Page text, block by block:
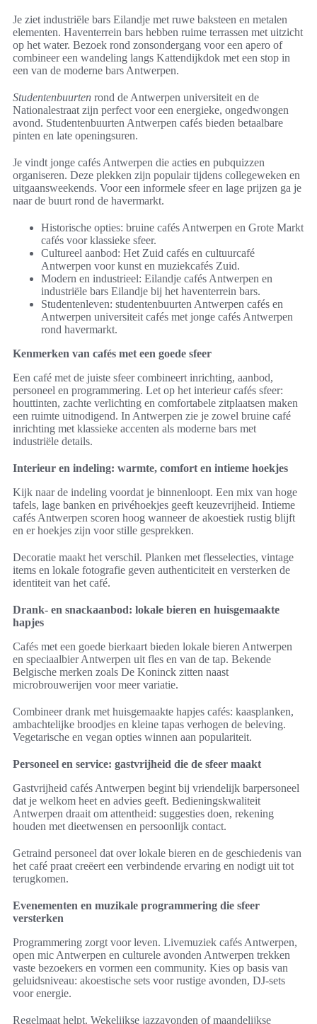
Je ziet industriële bars Eilandje met ruwe baksteen en metalen
elementen. Haventerrein bars hebben ruime terrassen met uitzicht
op het water. Bezoek rond zonsondergang voor een apero of
combineer een wandeling langs Kattendijkdok met een stop in
een van de moderne bars Antwerpen.
Studentenbuurten rond de Antwerpen universiteit en de
Nationalestraat zijn perfect voor een energieke, ongedwongen
avond. Studentenbuurten Antwerpen cafés bieden betaalbare
pinten en late openingsuren.
Je vindt jonge cafés Antwerpen die acties en pubquizzen
organiseren. Deze plekken zijn populair tijdens collegeweken en
uitgaansweekends. Voor een informele sfeer en lage prijzen ga je
naar de buurt rond de havermarkt.
Historische opties: bruine cafés Antwerpen en Grote Markt
cafés voor klassieke sfeer.
Cultureel aanbod: Het Zuid cafés en cultuurcafé
Antwerpen voor kunst en muziekcafés Zuid.
Modern en industrieel: Eilandje cafés Antwerpen en
industriële bars Eilandje bij het haventerrein bars.
Studentenleven: studentenbuurten Antwerpen cafés en
Antwerpen universiteit cafés met jonge cafés Antwerpen
rond havermarkt.
Kenmerken van cafés met een goede sfeer
Een café met de juiste sfeer combineert inrichting, aanbod,
personeel en programmering. Let op het interieur cafés sfeer:
houttinten, zachte verlichting en comfortabele zitplaatsen maken
een ruimte uitnodigend. In Antwerpen zie je zowel bruine café
inrichting met klassieke accenten als moderne bars met
industriële details.
Interieur en indeling: warmte, comfort en intieme hoekjes
Kijk naar de indeling voordat je binnenloopt. Een mix van hoge
tafels, lage banken en privéhoekjes geeft keuzevrijheid. Intieme
cafés Antwerpen scoren hoog wanneer de akoestiek rustig blijft
en er hoekjes zijn voor stille gesprekken.
Decoratie maakt het verschil. Planken met flesselecties, vintage
items en lokale fotografie geven authenticiteit en versterken de
identiteit van het café.
Drank- en snackaanbod: lokale bieren en huisgemaakte
hapjes
Cafés met een goede bierkaart bieden lokale bieren Antwerpen
en speciaalbier Antwerpen uit fles en van de tap. Bekende
Belgische merken zoals De Koninck zitten naast
microbrouwerijen voor meer variatie.
Combineer drank met huisgemaakte hapjes cafés: kaasplanken,
ambachtelijke broodjes en kleine tapas verhogen de beleving.
Vegetarische en vegan opties winnen aan populariteit.
Personeel en service: gastvrijheid die de sfeer maakt
Gastvrijheid cafés Antwerpen begint bij vriendelijk barpersoneel
dat je welkom heet en advies geeft. Bedieningskwaliteit
Antwerpen draait om attentheid: suggesties doen, rekening
houden met dieetwensen en persoonlijk contact.
Getraind personeel dat over lokale bieren en de geschiedenis van
het café praat creëert een verbindende ervaring en nodigt uit tot
terugkomen.
Evenementen en muzikale programmering die sfeer
versterken
Programmering zorgt voor leven. Livemuziek cafés Antwerpen,
open mic Antwerpen en culturele avonden Antwerpen trekken
vaste bezoekers en vormen een community. Kies op basis van
geluidsniveau: akoestische sets voor rustige avonden, DJ-sets
voor energie.
Regelmaat helpt. Wekelijkse jazzavonden of maandelijkse